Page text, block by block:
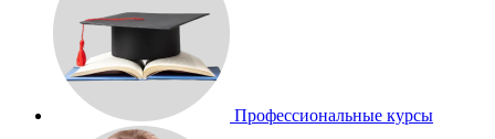
Профессиональные курсы